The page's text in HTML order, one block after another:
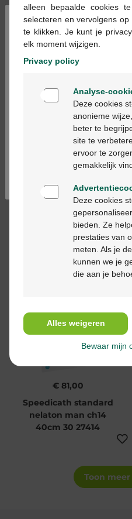
Speedicath flex
nelaton man ch14
44cm 30 28924
€ 81,00
Speedicath compact
plus vrouw ch14 9cm
€ 81,00
Speedicath standard
nelaton man ch14
40cm 30 27414
Toon
Ga verder in
Continuez
alleen bepaalde cookies
selecteren en vervolgens
te klikken. Je kunt je
elk moment wijzigen.
Privacy policy
Analyse-
Deze cookies
anonieme
beter te
site te
ervoor te
gemakkelijk
Deze cookies
bieden. Ze
prestaties van
meten. Als je
kunnen we je
die aan je
Alles weigeren
Bewaar mijn